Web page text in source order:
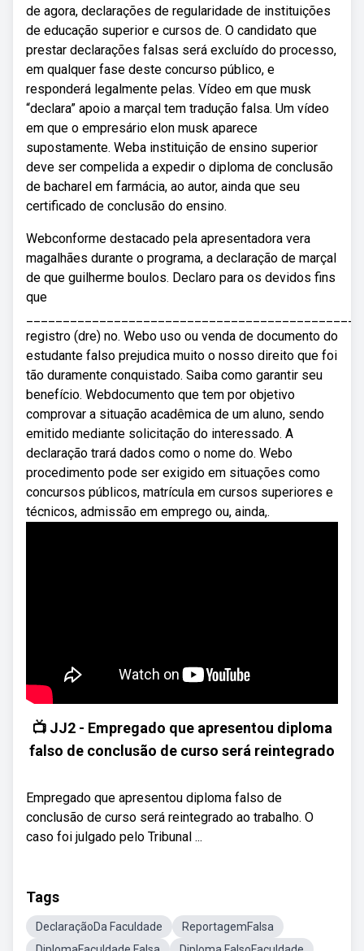
de agora, declarações de regularidade de instituições
de educação superior e cursos de. O candidato que
prestar declarações falsas será excluído do processo,
em qualquer fase deste concurso público, e
responderá legalmente pelas. Vídeo em que musk
“declara” apoio a marçal tem tradução falsa. Um vídeo
em que o empresário elon musk aparece
supostamente. Weba instituição de ensino superior
deve ser compelida a expedir o diploma de conclusão
de bacharel em farmácia, ao autor, ainda que seu
certificado de conclusão do ensino.
Webconforme destacado pela apresentadora vera
magalhães durante o programa, a declaração de marçal
de que guilherme boulos. Declaro para os devidos fins
que
registro (dre) no. Webo uso ou venda de documento do
estudante falso prejudica muito o nosso direito que foi
tão duramente conquistado. Saiba como garantir seu
benefício. Webdocumento que tem por objetivo
comprovar a situação acadêmica de um aluno, sendo
emitido mediante solicitação do interessado. A
declaração trará dados como o nome do. Webo
procedimento pode ser exigido em situações como
concursos públicos, matrícula em cursos superiores e
técnicos, admissão em emprego ou, ainda,.
📺 JJ2 - Empregado que apresentou diploma
falso de conclusão de curso será reintegrado
Empregado que apresentou diploma falso de
conclusão de curso será reintegrado ao trabalho. O
caso foi julgado pelo Tribunal ...
Tags
DeclaraçãoDa Faculdade
ReportagemFalsa